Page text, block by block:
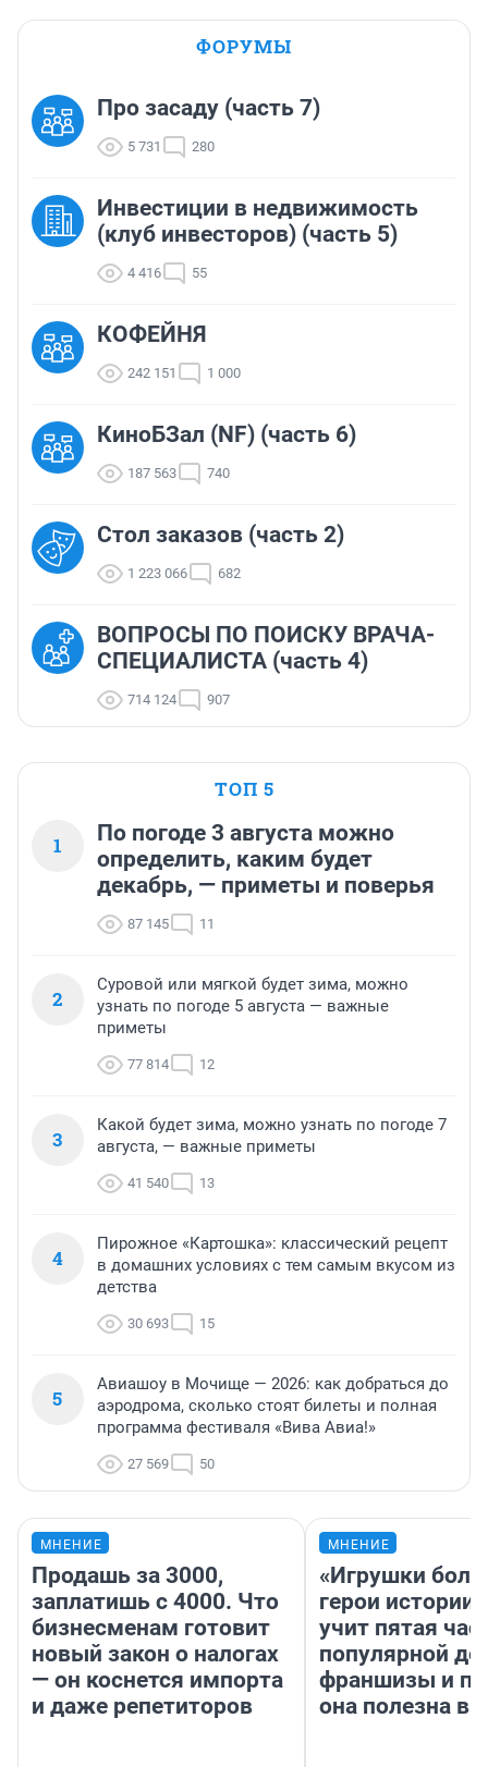
ФОРУМЫ
Про засаду (часть 7)
5 731 280
Инвестиции в недвижимость
(клуб инвесторов) (часть 5)
4 416 55
КОФЕЙНЯ
242 151 1 000
КиноБЗал (NF) (часть 6)
187 563 740
Стол заказов (часть 2)
1 223 066 682
ВОПРОСЫ ПО ПОИСКУ ВРАЧА-
СПЕЦИАЛИСТА (часть 4)
714 124 907
ТОП 5
1
По погоде 3 августа можно
определить, каким будет
декабрь, — приметы и поверья
87 145 11
2
Суровой или мягкой будет зима, можно
узнать по погоде 5 августа — важные
приметы
77 814 12
3
Какой будет зима, можно узнать по погоде 7
августа, — важные приметы
41 540 13
4
Пирожное «Картошка»: классический рецепт
в домашних условиях с тем самым вкусом из
детства
30 693 15
5
Авиашоу в Мочище — 2026: как добраться до
аэродрома, сколько стоят билеты и полная
программа фестиваля «Вива Авиа!»
27 569 50
МНЕНИЕ
Продашь за 3000,
заплатишь с 4000. Что
бизнесменам готовит
новый закон о налогах
— он коснется импорта
и даже репетиторов
МНЕНИЕ
«Игрушки
герои
учит пятая
популярной
франшизы и
она полезна